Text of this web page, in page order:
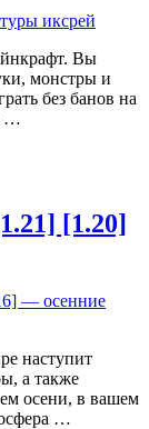
Вы
монстры и
без банов на
…
[1.20]
наступит
а также
осени, в вашем
…